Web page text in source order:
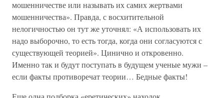
мошенничестве или называть их самих жертвами
мошенничества». Правда, с восхитительной
нелогичностью он тут же уточнял: «А использовать их
надо выборочно, то есть тогда, когда они согласуются с
существующей теорией». Цинично и откровенно.
Именно так и будут поступать в будущем ученые мужи –
если факты противоречат теории… Бедные факты!